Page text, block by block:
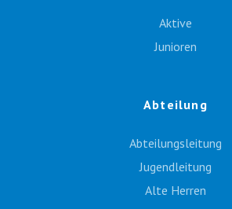
Aktive
Junioren
Abteilung
Abteilungsleitung
Jugendleitung
Alte Herren